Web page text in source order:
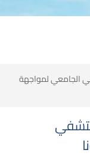
الجامعي لمواجهة